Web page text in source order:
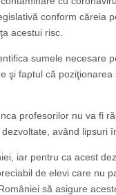
conform căreia
acestui risc.
sumele necesare
faptul că
profesorilor nu va fi
având lipsuri
iar pentru ca acest
de elevi care nu
să asigure